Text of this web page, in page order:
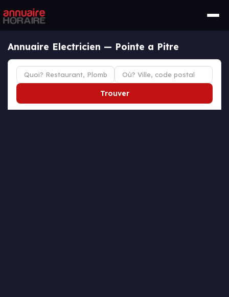
Annuaire Electricien — Pointe a Pitre
Trouver